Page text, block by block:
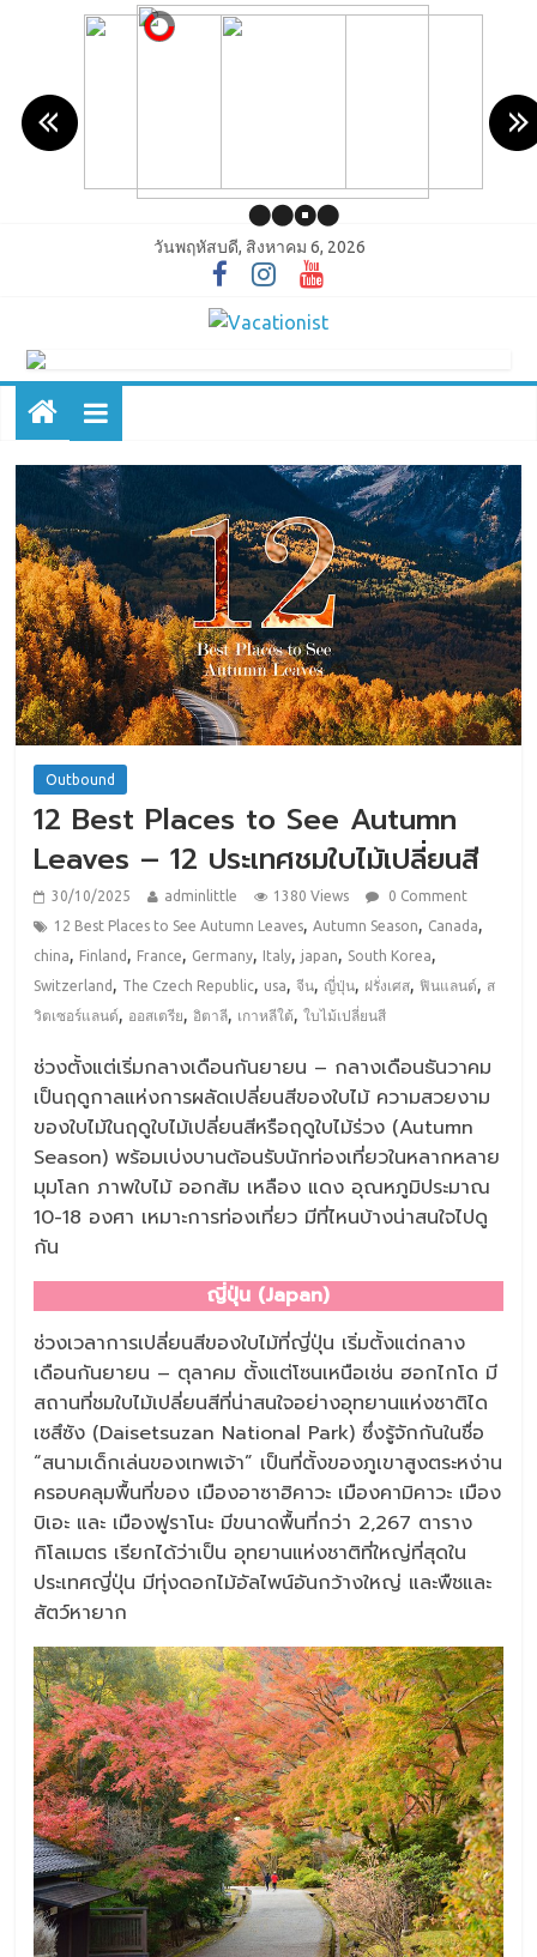
วันพฤหัสบดี, สิงหาคม 6, 2026
Outbound
12 Best Places to See Autumn
Leaves – 12 ประเทศชมใบไม้เปลี่ยนสี
30/10/2025 adminlittle 1380 Views
0 Comment
12 Best Places to See Autumn Leaves,Autumn Season, Canada,
china, Finland , France, Germany, Italy, japan, South Korea,
Switzerland , The Czech Republic, usa,จีน, ญี่ปุ่น, ฝรั่งเศส,ฟินแลนด์, ส
วิตเซอร์แลนด์, ออสเตรีย,อิตาลี, เกาหลีใต้,ใบไม้เปลี่ยนสี
ช่วงตั้งแต่เริ่มกลางเดือนกันยายน – กลางเดือนธันวาคม
เป็นฤดูกาลแห่งการผลัดเปลี่ยนสีของใบไม้ ความสวยงาม
ของใบไม้ในฤดูใบไม้เปลี่ยนสีหรือฤดูใบไม้ร่วง (Autumn
Season) พร้อมเบ่งบานต้อนรับนักท่องเที่ยวในหลากหลาย
มุมโลก ภาพใบไม้ ออกส้ม เหลือง แดง อุณหภูมิประมาณ
10-18 องศา เหมาะการท่องเที่ยว มีที่ไหนบ้างน่าสนใจไปดู
กัน
ญี่ปุ่น (Japan)
ช่วงเวลาการเปลี่ยนสีของใบไม้ที่ญี่ปุ่น เริ่มตั้งแต่กลาง
เดือนกันยายน – ตุลาคม ตั้งแต่โซนเหนือเช่น ฮอกไกโด มี
สถานที่ชมใบไม้เปลี่ยนสีที่น่าสนใจอย่างอุทยานแห่งชาติได
เซสึซัง (Daisetsuzan National Park) ซึ่งรู้จักกันในชื่อ
“สนามเด็กเล่นของเทพเจ้า” เป็นที่ตั้งของภูเขาสูงตระหง่าน
ครอบคลุมพื้นที่ของ เมืองอาซาฮิคาวะ เมืองคามิคาวะ เมือง
บิเอะ และ เมืองฟูราโนะ มีขนาดพื้นที่กว่า 2,267 ตาราง
กิโลเมตร เรียกได้ว่าเป็น อุทยานแห่งชาติที่ใหญ่ที่สุดใน
ประเทศญี่ปุ่น มีทุ่งดอกไม้อัลไพน์อันกว้างใหญ่ และพืชและ
สัตว์หายาก